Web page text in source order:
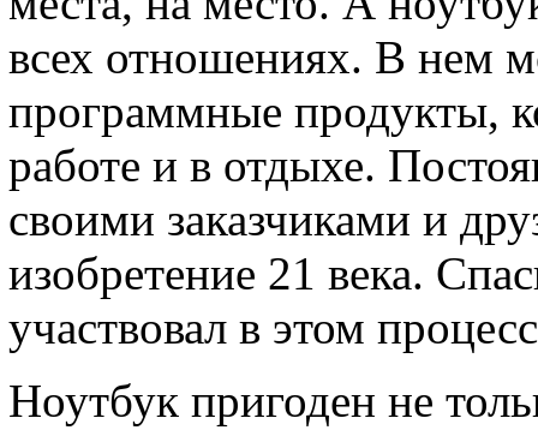
всех отношениях. В нем
программные продукты,
работе и в отдыхе.
своими заказчиками и
изобретение 21 века.
участвовал в этом
Ноутбук пригоден не